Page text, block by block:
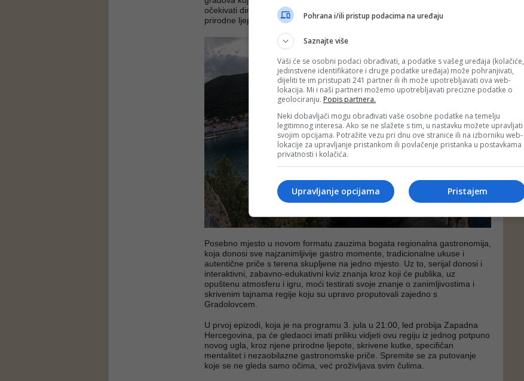
očekivati dinamičan ritam u kojem se prepliću kulturno-historijski kontekst,
prirodne ljepote i lokalni način života naših regija.
Posebno mjesto u novom formatu zauzima bogata regionalna gastronomija,
koja donosi sve najzanimljivije gastro momente, tradicionalne ukuse i
autentične priče s terena skupljene na jedno mjesto. Uz to, serijal donosi i
interaktivni, zabavno-edukativni kviz znanja kroz koji će publika, uz
opuštenu atmosferu i igru, moći testirati svoje znanje o zanimljivostima i
skrivenim tajnama regije koju su upravo proputovali zajedno s
Gradolovcem.
U prvoj epizodi, koja je na programu 3. jula u 21:00, led probija Zapadna
Hercegovina, pa će gledaoci imati priliku vidjeti ovu regiju iz jednog potpuno
novog ugla, kroz njene prirodne ljepote, skrivene kutke, specifičan
mentalitet i nezaobilazne gastronomske priče. Spremite se za putovanje
koje se ne gleda samo očima, već proživljava svim čulima.
Pohrana i/ili pristup podacima na uređaju
Saznajte više
Vaši će se osobni podaci obrađivati, a podatke s vašeg uređaja (kolačiće,
jedinstvene identifikatore i druge podatke uređaja) može pohranjivati,
dijeliti te im pristupati 241 partner ili ih može upotrebljavati ova web-
lokacija. Mi i naši partneri možemo upotrebljavati precizne podatke o
geolociranju. Popis partnera.
Neki dobavljači mogu obrađivati vaše osobne podatke na temelju
legitimnog interesa. Ako se ne slažete s tim, u nastavku možete upravljati
svojim opcijama. Potražite vezu pri dnu ove stranice ili na izborniku web-
lokacije za upravljanje pristankom ili povlačenje pristanka u postavkama
privatnosti i kolačića.
Pristajem
Upravljanje opcijama